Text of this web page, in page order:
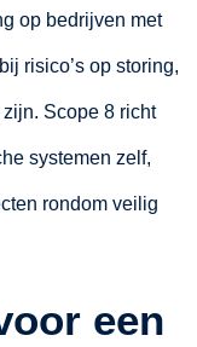
op bedrijven met
risico’s op storing,
Scope 8 richt
systemen zelf,
rondom veilig
een